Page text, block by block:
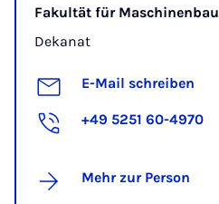
Fakultät für Maschinenbau
Dekanat
E-Mail schreiben
+49 5251 60-4970
Mehr zur Person